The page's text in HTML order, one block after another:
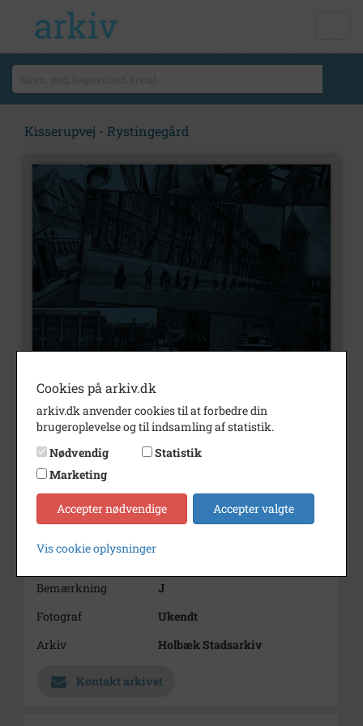
Kisserupvej - Rystingegård
Nummer
B640
Bemærkning
J
Fotograf
Ukendt
Arkiv
Holbæk Stadsarkiv
Kontakt arkivet
Cookies på arkiv.dk
arkiv.dk anvender cookies til at forbedre din
brugeroplevelse og til indsamling af statistik.
Nødvendig
Statistik
Marketing
Accepter nødvendige Accepter valgte
Vis cookie oplysninger